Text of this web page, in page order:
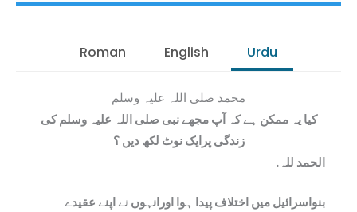
Roman English Urdu
محمد صلی اللہ علیہ وسلم
کیا یہ ممکن ہے کہ آپ مجھے نبی صلی اللہ علیہ وسلم کی
زندگی پرایک نوٹ لکھ دیں ؟
الحمد للہ.
بنواسرائيل میں اختلاف پیدا ہوا اورانہوں نے اپنے عقیدے